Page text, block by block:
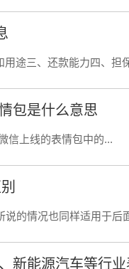
用途三、还款能力四、担
包是什么意思
信上线的表情包中的...
说的情况也同样适用于后
新能源汽车等行业